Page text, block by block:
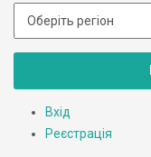
Вхід
Реєстрація